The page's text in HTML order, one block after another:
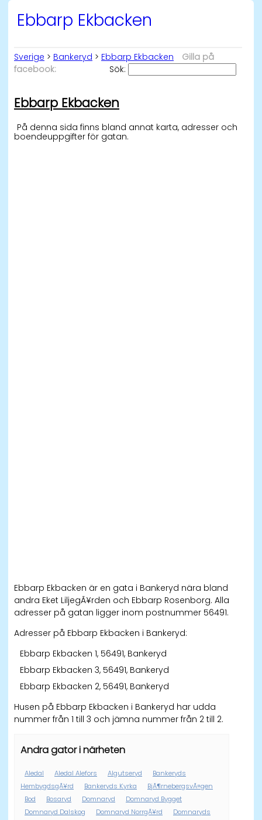
Ebbarp Ekbacken
Sverige > Bankeryd > Ebbarp Ekbacken
Sök:
Gilla på
facebook:
Ebbarp Ekbacken
På denna sida finns bland annat karta, adresser och
boendeuppgifter för gatan.
Ebbarp Ekbacken är en gata i Bankeryd nära bland
andra Eket LiljegÃ¥rden och Ebbarp Rosenborg. Alla
adresser på gatan ligger inom postnummer 56491.
Adresser på Ebbarp Ekbacken i Bankeryd:
Ebbarp Ekbacken 1, 56491, Bankeryd
Ebbarp Ekbacken 3, 56491, Bankeryd
Ebbarp Ekbacken 2, 56491, Bankeryd
Husen på Ebbarp Ekbacken i Bankeryd har udda
nummer från 1 till 3 och jämna nummer från 2 till 2.
Andra gator i närheten
Aledal Aledal Alefors Algutseryd
Bankeryds
HembygdsgÃ¥rd
Bankeryds Kyrka
BjÃ¶rnebergsvÃ¤gen
Bod
Bosaryd Domnaryd
Domnaryd Bygget
Domnaryd Dalskog
Domnaryd NorrgÃ¥rd
Domnaryds